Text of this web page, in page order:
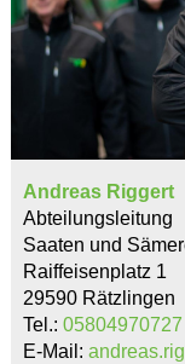
Andreas Riggert
Abteilungsleitung
Saaten und
Raiffeisenplatz 1
29590 Rätzlingen
Tel.: 05804970727
E-Mail: